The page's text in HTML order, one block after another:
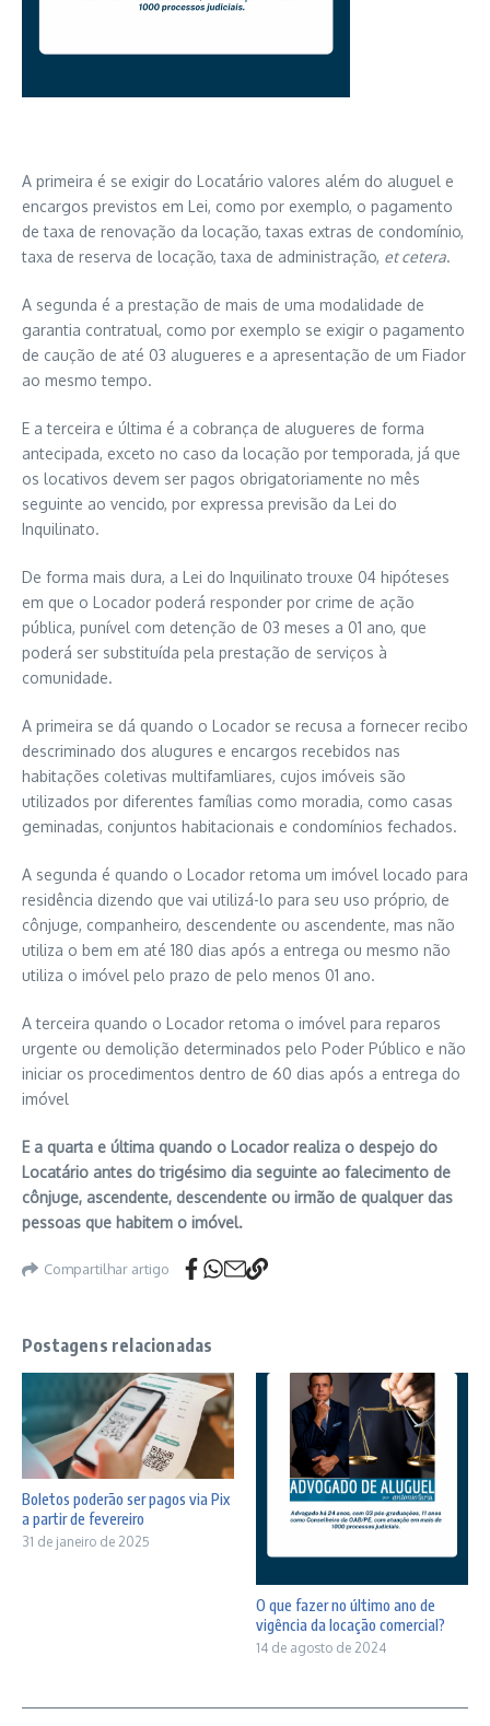
A primeira é se exigir do Locatário valores além do aluguel e
encargos previstos em Lei, como por exemplo, o pagamento
de taxa de renovação da locação, taxas extras de condomínio,
taxa de reserva de locação, taxa de administração, et cetera.
A segunda é a prestação de mais de uma modalidade de
garantia contratual, como por exemplo se exigir o pagamento
de caução de até 03 alugueres e a apresentação de um Fiador
ao mesmo tempo.
E a terceira e última é a cobrança de alugueres de forma
antecipada, exceto no caso da locação por temporada, já que
os locativos devem ser pagos obrigatoriamente no mês
seguinte ao vencido, por expressa previsão da Lei do
Inquilinato.
De forma mais dura, a Lei do Inquilinato trouxe 04 hipóteses
em que o Locador poderá responder por crime de ação
pública, punível com detenção de 03 meses a 01 ano, que
poderá ser substituída pela prestação de serviços à
comunidade.
A primeira se dá quando o Locador se recusa a fornecer recibo
descriminado dos alugures e encargos recebidos nas
habitações coletivas multifamliares, cujos imóveis são
utilizados por diferentes famílias como moradia, como casas
geminadas, conjuntos habitacionais e condomínios fechados.
A segunda é quando o Locador retoma um imóvel locado para
residência dizendo que vai utilizá-lo para seu uso próprio, de
cônjuge, companheiro, descendente ou ascendente, mas não
utiliza o bem em até 180 dias após a entrega ou mesmo não
utiliza o imóvel pelo prazo de pelo menos 01 ano.
A terceira quando o Locador retoma o imóvel para reparos
urgente ou demolição determinados pelo Poder Público e não
iniciar os procedimentos dentro de 60 dias após a entrega do
imóvel
E a quarta e última quando o Locador realiza o despejo do
Locatário antes do trigésimo dia seguinte ao falecimento de
cônjuge, ascendente, descendente ou irmão de qualquer das
pessoas que habitem o imóvel.
Compartilhar artigo
Postagens relacionadas
Boletos poderão ser pagos via Pix
a partir de fevereiro
31 de janeiro de 2025
O que fazer no último ano de
vigência da locação comercial?
14 de agosto de 2024